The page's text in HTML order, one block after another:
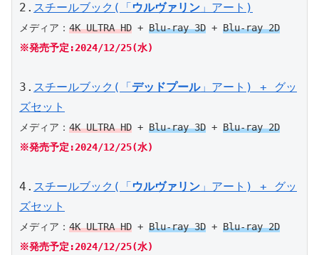
2. スチールブック(「ウルヴァリン 」アート)
メディア： 4K ULTRA HD + Blu-ray 3D + Blu-ray 2D
※発売予定:2024/12/25(水)
3. スチールブック(「デッドプール」アート) + グッ
ズセット
メディア： 4K ULTRA HD + Blu-ray 3D + Blu-ray 2D
※発売予定:2024/12/25(水)
4. スチールブック(「ウルヴァリン 」アート) + グッ
ズセット
メディア： 4K ULTRA HD + Blu-ray 3D + Blu-ray 2D
※発売予定:2024/12/25(水)